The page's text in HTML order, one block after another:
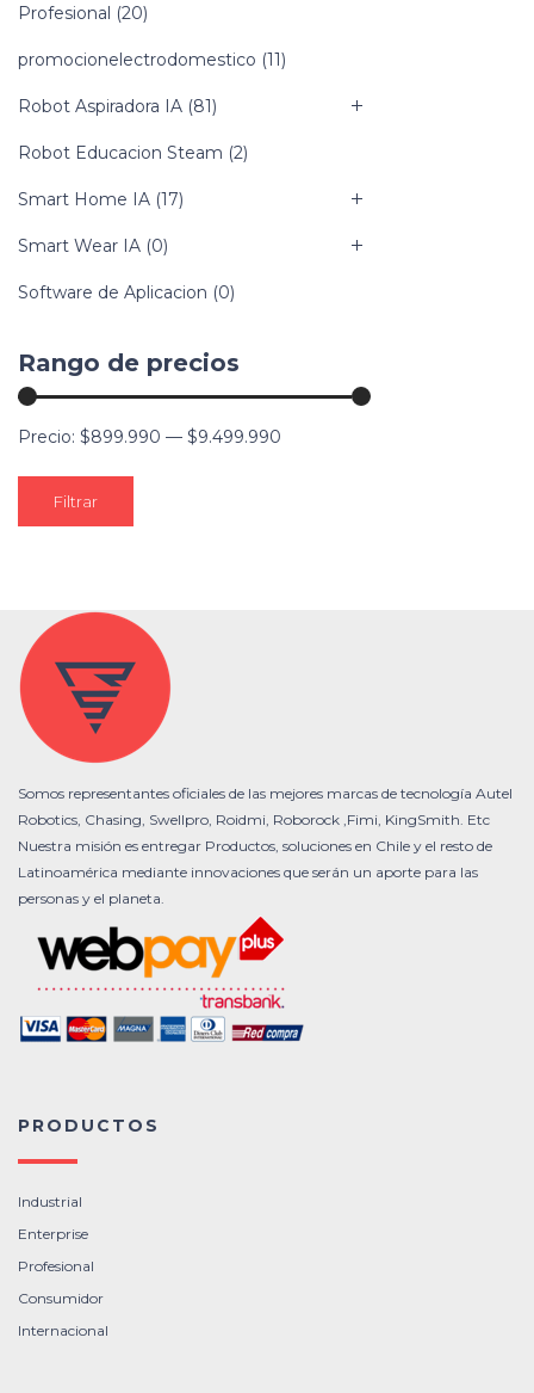
Profesional (20)
promocionelectrodomestico (11)
Robot Aspiradora IA (81)
Robot Educacion Steam (2)
Smart Home IA (17)
Smart Wear IA (0)
Software de Aplicacion (0)
Rango de precios
Filtrar
Precio: $899.990 — $9.499.990
Somos representantes oficiales de las mejores marcas de tecnología Autel
Robotics, Chasing, Swellpro, Roidmi, Roborock ,Fimi, KingSmith. Etc
Nuestra misión es entregar Productos, soluciones en Chile y el resto de
Latinoamérica mediante innovaciones que serán un aporte para las
personas y el planeta.
PRODUCTOS
Industrial
Enterprise
Profesional
Consumidor
Internacional